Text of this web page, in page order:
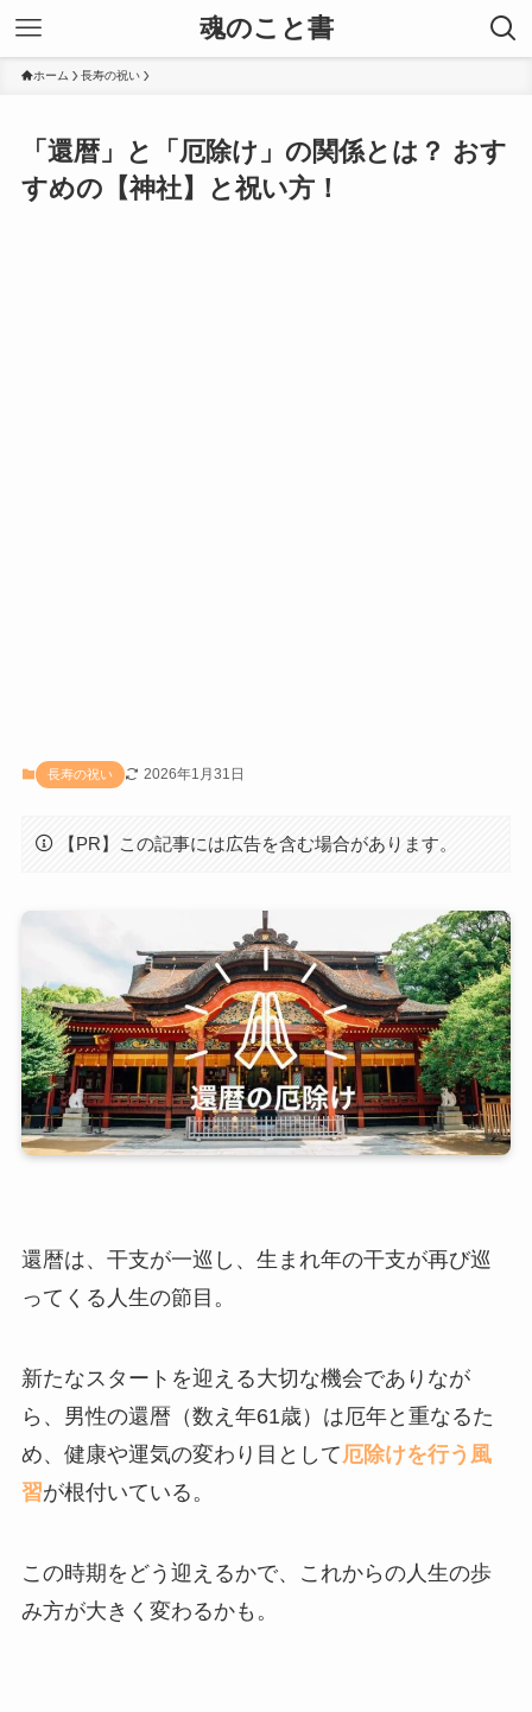
魂のこと書
ホーム 長寿の祝い
「還暦」と「厄除け」の関係とは？ おす
すめの【神社】と祝い方！
長寿の祝い 2026年1月31日
【PR】この記事には広告を含む場合があります。
還暦は、干支が一巡し、生まれ年の干支が再び巡
ってくる人生の節目。
新たなスタートを迎える大切な機会でありなが
ら、男性の還暦（数え年61歳）は厄年と重なるた
め、健康や運気の変わり目として 厄除けを行う風
習が根付いている。
この時期をどう迎えるかで、これからの人生の歩
み方が大きく変わるかも。